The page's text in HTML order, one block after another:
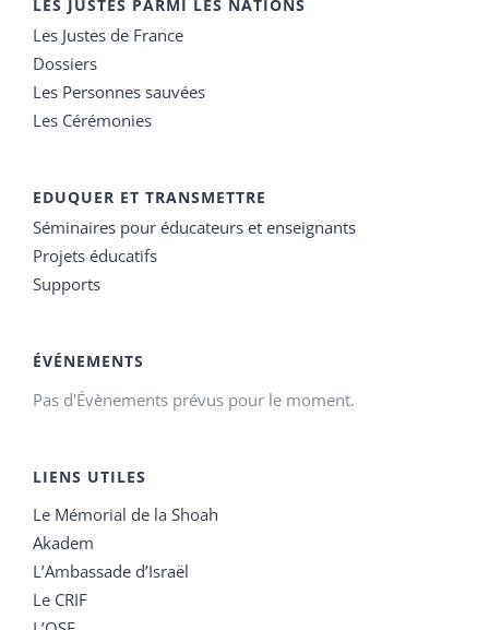
LES JUSTES PARMI LES NATIONS
Les Justes de France
Dossiers
Les Personnes sauvées
Les Cérémonies
EDUQUER ET TRANSMETTRE
Séminaires pour éducateurs et enseignants
Projets éducatifs
Supports
ÉVÉNEMENTS
Pas d'Évènements prévus pour le moment.
LIENS UTILES
Le Mémorial de la Shoah
Akadem
L’Ambassade d’Israël
Le CRIF